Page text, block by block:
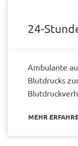
24-
Ambulante
Blutdrucks
MEHR